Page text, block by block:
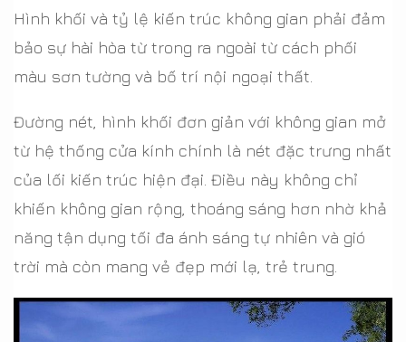
Hình khối và tỷ lệ kiến trúc không gian phải đảm
bảo sự hài hòa từ trong ra ngoài từ cách phối
màu sơn tường và bố trí nội ngoại thất.
Đường nét, hình khối đơn giản với không gian mở
từ hệ thống cửa kính chính là nét đặc trưng nhất
của lối kiến trúc hiện đại. Điều này không chỉ
khiến không gian rộng, thoáng sáng hơn nhờ khả
năng tận dụng tối đa ánh sáng tự nhiên và gió
trời mà còn mang vẻ đẹp mới lạ, trẻ trung.